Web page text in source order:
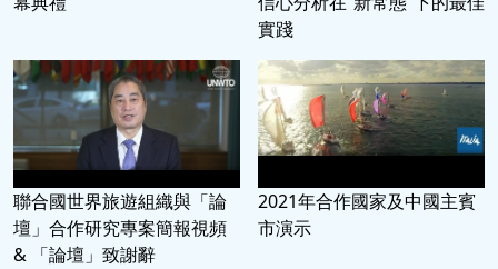
實踐
聯合國世界旅遊組織與「論
壇」合作研究專案簡報視頻
& 「論壇」致謝辭
2021年合作國家及中國主賓
市演示